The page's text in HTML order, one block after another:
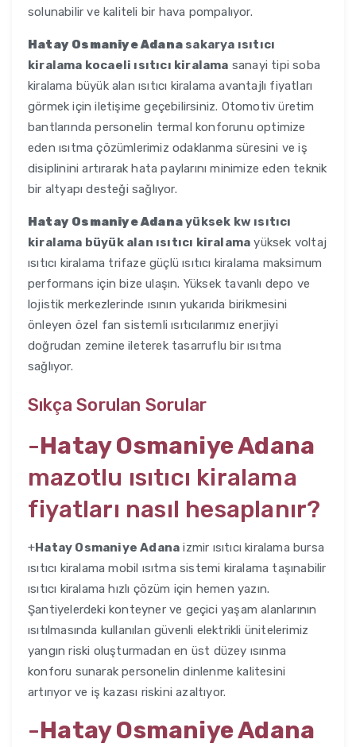
solunabilir ve kaliteli bir hava pompalıyor.
Hatay Osmaniye Adana sakarya ısıtıcı
kiralama kocaeli ısıtıcı kiralama sanayi tipi soba
kiralama büyük alan ısıtıcı kiralama avantajlı fiyatları
görmek için iletişime geçebilirsiniz. Otomotiv üretim
bantlarında personelin termal konforunu optimize
eden ısıtma çözümlerimiz odaklanma süresini ve iş
disiplinini artırarak hata paylarını minimize eden teknik
bir altyapı desteği sağlıyor.
Hatay Osmaniye Adanayüksek kw ısıtıcı
kiralama büyük alan ısıtıcı kiralama yüksek voltaj
ısıtıcı kiralama trifaze güçlü ısıtıcı kiralama maksimum
performans için bize ulaşın. Yüksek tavanlı depo ve
lojistik merkezlerinde ısının yukarıda birikmesini
önleyen özel fan sistemli ısıtıcılarımız enerjiyi
doğrudan zemine ileterek tasarruflu bir ısıtma
sağlıyor.
Sıkça Sorulan Sorular
-Hatay Osmaniye Adana
mazotlu ısıtıcı kiralama
fiyatları nasıl hesaplanır?
+Hatay Osmaniye Adana izmir ısıtıcı kiralama bursa
ısıtıcı kiralama mobil ısıtma sistemi kiralama taşınabilir
ısıtıcı kiralama hızlı çözüm için hemen yazın.
Şantiyelerdeki konteyner ve geçici yaşam alanlarının
ısıtılmasında kullanılan güvenli elektrikli ünitelerimiz
yangın riski oluşturmadan en üst düzey ısınma
konforu sunarak personelin dinlenme kalitesini
artırıyor ve iş kazası riskini azaltıyor.
-Hatay Osmaniye Adana